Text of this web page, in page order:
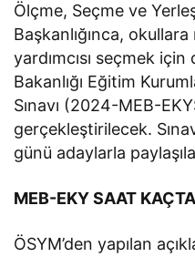
Ölçme, Seçme ve
Başkanlığınca,
yardımcısı seçmek
Bakanlığı Eğitim
Sınavı (2024-MEB-
gerçekleştirilecek.
günü adaylarla
MEB-EKY SAAT
ÖSYM’den yapılan